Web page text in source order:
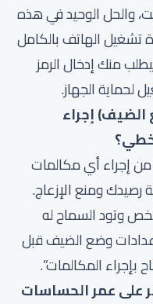
والحل الوحيد في هذه
تشغيل الهاتف بالكامل
منك إدخال الرمز
لحماية الجهاز.
إجراء
من إجراء أي مكالمات
رصيدك ومنع الإزعاج.
وتود السماح له
وضع الضيف قبل
بإجراء المكالمات”.
على عمر الحساسات